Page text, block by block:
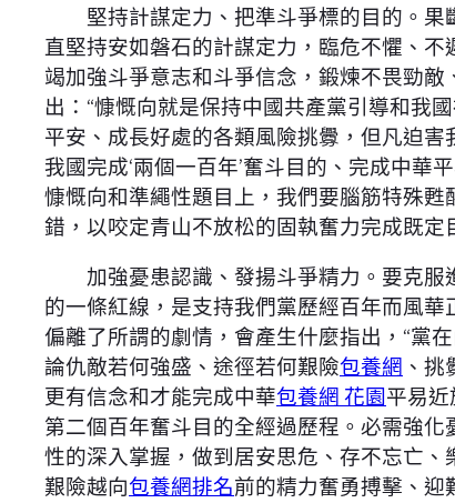
堅持計謀定力、把準斗爭標的目的。果
直堅持安如磐石的計謀定力，臨危不懼、
竭加強斗爭意志和斗爭信念，鍛煉不畏勁
出：“慷慨向就是保持中國共產黨引導和我
平安、成長好處的各類風險挑釁，但凡迫
我國完成‘兩個一百年’奮斗目的、完成中
慷慨向和準繩性題目上，我們要腦筋特殊甦
錯，以咬定青山不放松的固執奮力完成既
加強憂患認識、發揚斗爭精力。要克服
的一條紅線，是支持我們黨歷經百年而風
偏離了所謂的劇情，會產生什麼指出，“黨
論仇敵若何強盛、途徑若何艱險包養網 、
更有信念和才能完成中華包養網 花園平易
第二個百年奮斗目的全經過歷程。必需強
性的深入掌握，做到居安思危、存不忘亡、
艱險越向包養網排名前的精力奮勇搏擊、迎